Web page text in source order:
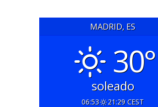
MADRID, ES
30°
soleado
06:53 21:29 CEST